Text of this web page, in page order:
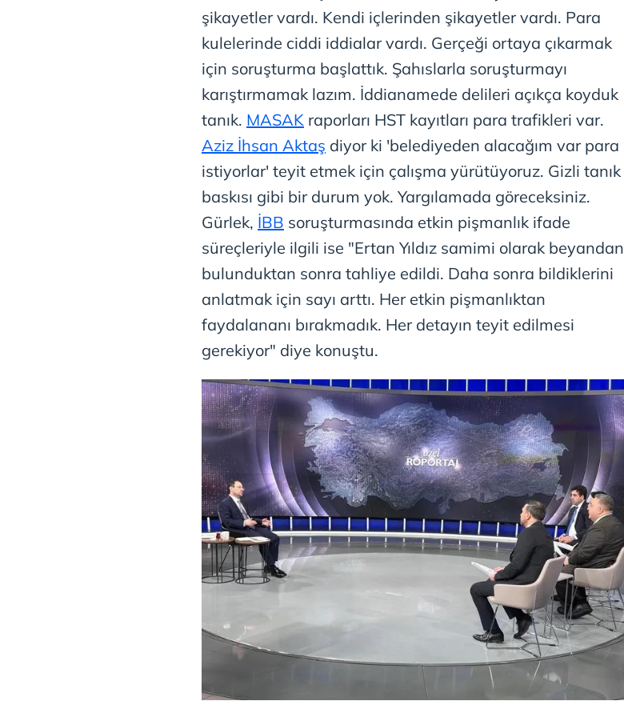
mevzuata uygun olarak kullanılan çerezlerle ilgili bilgi almak için lütfen
şikayetler vardı. Kendi içlerinden şikayetler vardı. Para
kulelerinde ciddi iddialar vardı. Gerçeği ortaya çıkarmak
için soruşturma başlattık. Şahıslarla soruşturmayı
karıştırmamak lazım. İddianamede delileri açıkça koyduk
tanık. MASAK raporları HST kayıtları para trafikleri var.
Aziz İhsan Aktaş diyor ki 'belediyeden alacağım var para
istiyorlar' teyit etmek için çalışma yürütüyoruz. Gizli tanık
baskısı gibi bir durum yok. Yargılamada göreceksiniz.
Gürlek, İBB soruşturmasında etkin pişmanlık ifade
süreçleriyle ilgili ise "Ertan Yıldız samimi olarak beyandan
bulunduktan sonra tahliye edildi. Daha sonra bildiklerini
anlatmak için sayı arttı. Her etkin pişmanlıktan
faydalananı bırakmadık. Her detayın teyit edilmesi
gerekiyor" diye konuştu.